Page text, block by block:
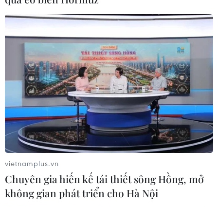
Nhật Bản: LDP và đảng Công minh nhất
trí duy trì liên minh cầm quyền
11/07/2022 11:43
vietnamplus.vn
Chuyên gia hiến kế tái thiết sông Hồng, mở
không gian phát triển cho Hà Nội